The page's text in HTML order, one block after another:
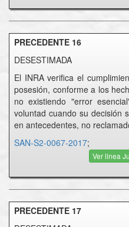
PRECEDENTE 16
DESESTIMADA
El INRA verifica el
posesión, conforme a los
no existiendo "error
voluntad cuando su decisión
en antecedentes, no
SAN-S2-0067-2017;
Ver linea
PRECEDENTE 17